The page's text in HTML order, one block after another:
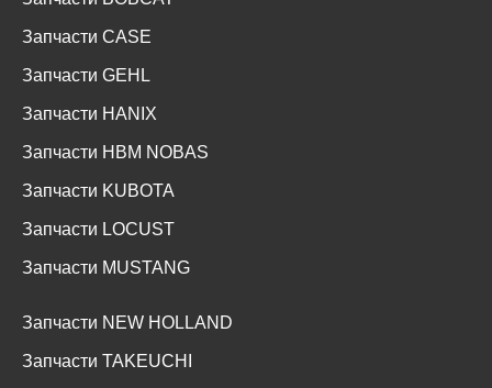
Запчасти CASE
Запчасти GEHL
Запчасти HANIX
Запчасти HBM NOBAS
Запчасти KUBOTA
Запчасти LOCUST
Запчасти MUSTANG
Запчасти NEW HOLLAND
Запчасти TAKEUCHI